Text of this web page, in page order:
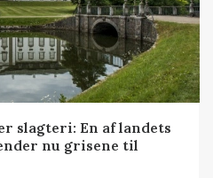
slagteri: En af landets
nu grisene til